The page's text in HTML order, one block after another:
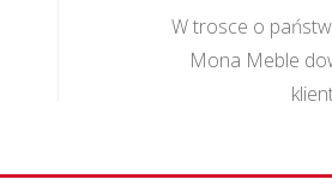
W trosce o
Mona Meble